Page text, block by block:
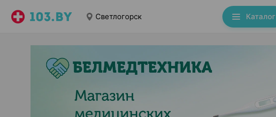
Светлогорск Каталог